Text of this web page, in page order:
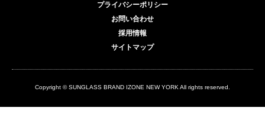
プライバシーポリシー
お問い合わせ
採用情報
サイトマップ
Copyright © SUNGLASS BRAND IZONE NEW YORK All rights reserved.